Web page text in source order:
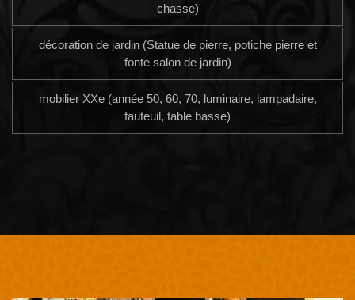
chasse)
décoration de jardin (Statue de pierre, potiche pierre et
fonte salon de jardin)
mobilier XXe (année 50, 60, 70, luminaire, lampadaire,
fauteuil, table basse)